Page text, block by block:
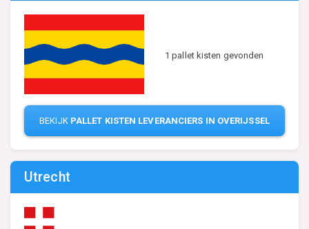
1 pallet kisten gevonden
BEKIJK PALLET KISTEN LEVERANCIERS IN OVERIJSSEL
Utrecht